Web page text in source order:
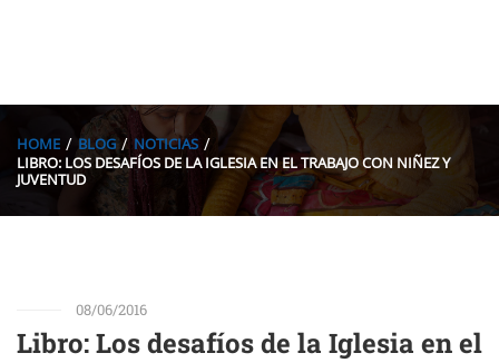
HOME BLOG
NOTICIAS
LIBRO: LOS DESAFÍOS DE LA IGLESIA EN EL TRABAJO CON NIÑEZ Y
JUVENTUD
08/06/2016
Libro: Los desafíos de la Iglesia en el